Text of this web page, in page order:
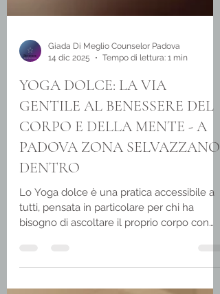
Giada Di Meglio Counselor Padova
14 dic 2025
Tempo di lettura: 1 min
YOGA DOLCE: LA VIA
GENTILE AL BENESSERE DEL
CORPO E DELLA MENTE - A
DENTRO
Lo Yoga dolce è una pratica accessibile a
gentilezza. È perfetta per le persone che
vivono dolori cronici, rigidità, infiammazioni,